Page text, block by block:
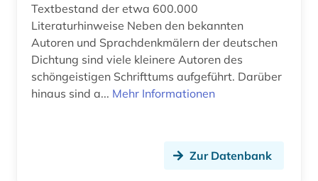
Textbestand der etwa 600.000
Literaturhinweise Neben den bekannten
Autoren und Sprachdenkmälern der deutschen
Dichtung sind viele kleinere Autoren des
schöngeistigen Schrifttums aufgeführt. Darüber
hinaus sind a... Mehr Informationen
Zur Datenbank